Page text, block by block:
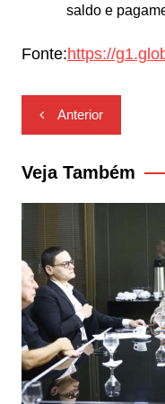
saldo e
Fonte:https://
Navegação
de
Post
Anterior
Veja Também